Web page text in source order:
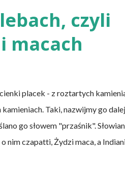
czyli
macach
placek - z roztartych
Taki, nazwijmy go
go słowem "przaśnik".
nim czapatti, Żydzi maca, a
ani drożdży, ani